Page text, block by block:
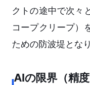
クトの途中で次々
コープクリープ）
ための防波堤とな
AIの限界（精